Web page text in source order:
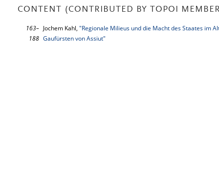
CONTENT (CONTRIBUTED BY TOPOI
163–
188
Jochem Kahl, "Regionale Milieus und die Macht des Staates im
Gaufürsten von Assiut"